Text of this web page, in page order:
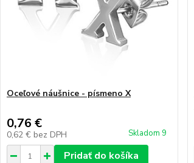
Oceľové náušnice - písmeno X
0,76 €
0,62 € bez DPH Skladom 9
Pridať do košíka